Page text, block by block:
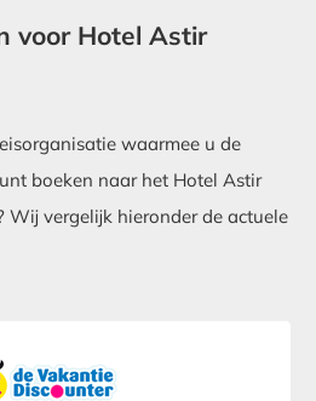
voor Hotel Astir
waarmee u de
boeken naar het Hotel Astir
Wij vergelijk hieronder de actuele